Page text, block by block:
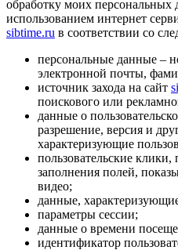
обработку моих персональных
использованием интернет
sibtime.ru в соответствии со
персональные данные –
электронной почты,
источник захода на сайт
поискового или
данные о
разрешение, версия и
характеризующие
пользовательские
заполнения полей,
видео;
данные,
параметры сессии;
данные о времени
идентификатор